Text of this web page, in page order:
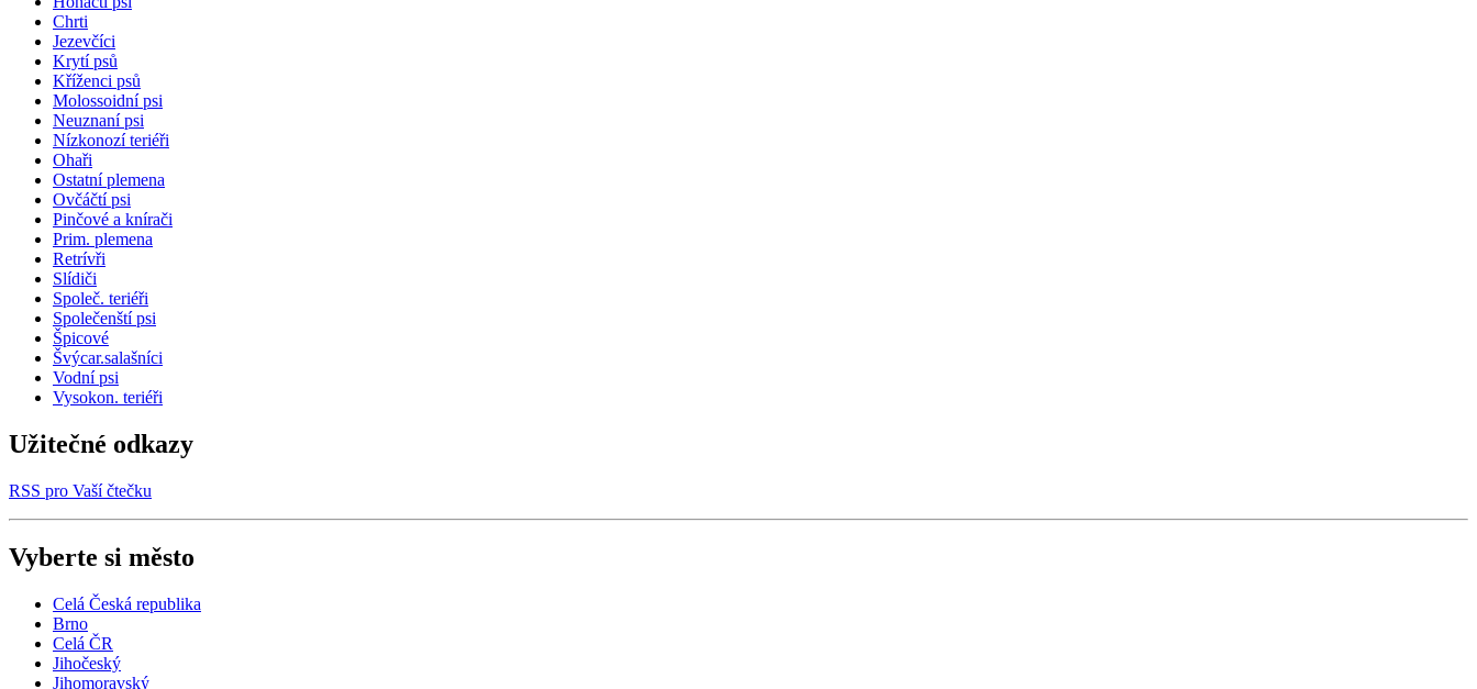
Chrti
Jezevčíci
Krytí psů
Kříženci psů
Molossoidní psi
Neuznaní psi
Nízkonozí teriéři
Ohaři
Ostatní plemena
Ovčáčtí psi
Pinčové a knírači
Prim. plemena
Retrívři
Slídiči
Společ. teriéři
Společenští psi
Špicové
Švýcar.salašníci
Vodní psi
Vysokon. teriéři
Užitečné odkazy
RSS pro Vaší čtečku
Vyberte si město
Celá Česká republika
Brno
Celá ČR
Jihočeský
Jihomoravský